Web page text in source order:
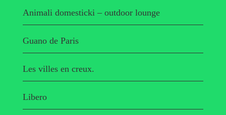
Animali domesticki – outdoor lounge
Guano de Paris
Les villes en creux.
Libero